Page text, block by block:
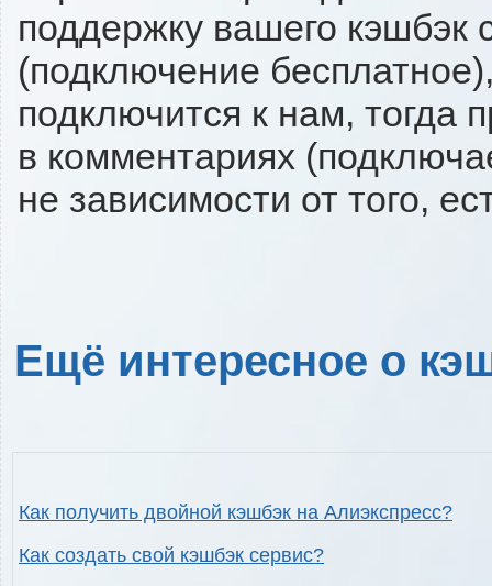
поддержку вашего кэшбэк
(подключение
подключится к нам, тогда
в комментариях
не зависимости от того,
Ещё интересное о
Как получить двойной кэшбэк на Алиэкспресс?
Как создать свой кэшбэк сервис?